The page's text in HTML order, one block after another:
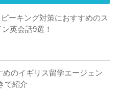
ーキング対策におすすめのス
英会話9選！
めのイギリス留学エージェン
で紹介